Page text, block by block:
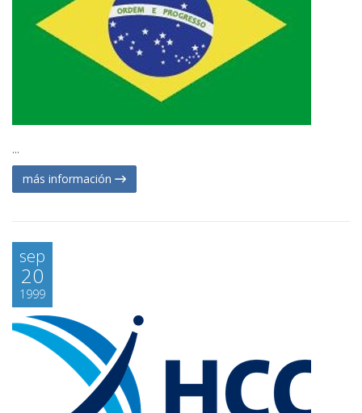
...
más información
sep
20
1999